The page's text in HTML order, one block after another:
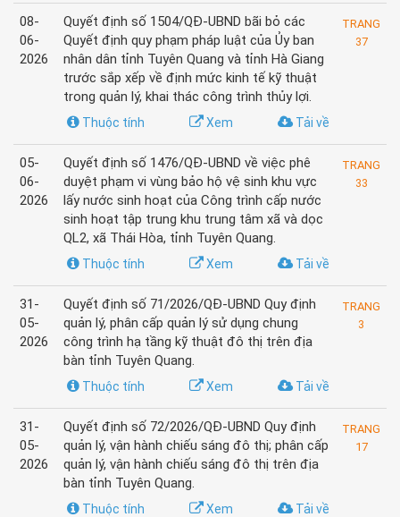
08-
06-
2026
Quyết định số 1504/QĐ-UBND bãi bỏ các
Quyết định quy phạm pháp luật của Ủy ban
nhân dân tỉnh Tuyên Quang và tỉnh Hà Giang
trước sắp xếp về định mức kinh tế kỹ thuật
trong quản lý, khai thác công trình thủy lợi.
Tải về
Xem
Thuộc tính
TRANG
37
05-
06-
2026
Quyết định số 1476/QĐ-UBND về việc phê
duyệt phạm vi vùng bảo hộ vệ sinh khu vực
lấy nước sinh hoạt của Công trình cấp nước
sinh hoạt tập trung khu trung tâm xã và dọc
QL2, xã Thái Hòa, tỉnh Tuyên Quang.
Tải về
Xem
Thuộc tính
TRANG
33
31-
05-
2026
Quyết định số 71/2026/QĐ-UBND Quy định
quản lý, phân cấp quản lý sử dụng chung
công trình hạ tầng kỹ thuật đô thị trên địa
bàn tỉnh Tuyên Quang.
Tải về
Xem
Thuộc tính
TRANG
3
31-
05-
2026
Quyết định số 72/2026/QĐ-UBND Quy định
quản lý, vận hành chiếu sáng đô thị; phân cấp
quản lý, vận hành chiếu sáng đô thị trên địa
bàn tỉnh Tuyên Quang.
Tải về
Xem
Thuộc tính
TRANG
17